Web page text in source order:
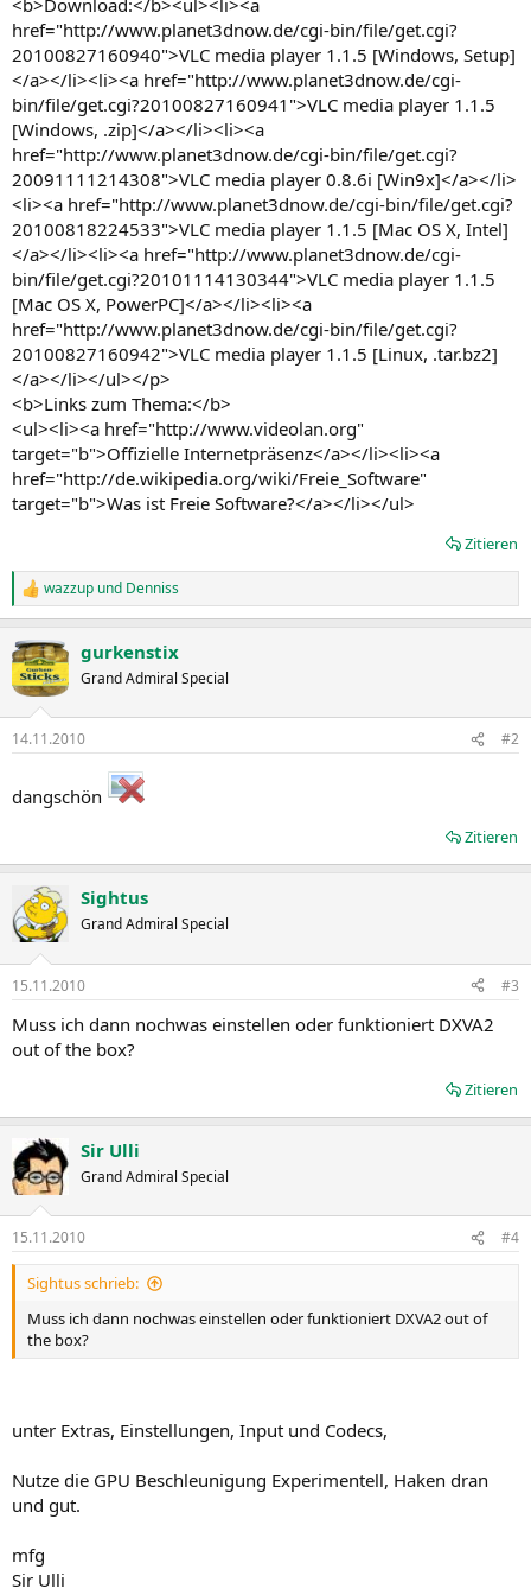
href="http://www.planet3dnow.de/cgi-bin/file/get.cgi?
20100827160940">VLC media player 1.1.5 [Windows, Setup]
</a></li><li><a href="http://www.planet3dnow.de/cgi-
bin/file/get.cgi?20100827160941">VLC media player 1.1.5
[Windows, .zip]</a></li><li><a
href="http://www.planet3dnow.de/cgi-bin/file/get.cgi?
20091111214308">VLC media player 0.8.6i [Win9x]</a></li>
<li><a href="http://www.planet3dnow.de/cgi-bin/file/get.cgi?
20100818224533">VLC media player 1.1.5 [Mac OS X, Intel]
</a></li><li><a href="http://www.planet3dnow.de/cgi-
bin/file/get.cgi?20101114130344">VLC media player 1.1.5
[Mac OS X, PowerPC]</a></li><li><a
href="http://www.planet3dnow.de/cgi-bin/file/get.cgi?
20100827160942">VLC media player 1.1.5 [Linux, .tar.bz2]
</a></li></ul></p>
<b>Links zum Thema:</b>
<ul><li><a href="http://www.videolan.org"
target="b">Offizielle Internetpräsenz</a></li><li><a
href="http://de.wikipedia.org/wiki/Freie_Software"
target="b">Was ist Freie Software?</a></li></ul>
Zitieren
R
e
k
t
i
e
wazzup und Denniss
gurkenstix
Grand Admiral Special
14.11.2010 #2
dangschön
Zitieren
Sightus
Grand Admiral Special
15.11.2010 #3
Muss ich dann nochwas einstellen oder funktioniert DXVA2
out of the box?
Zitieren
Sir Ulli
Grand Admiral Special
15.11.2010 #4
Sightus schrieb:
Muss ich dann nochwas einstellen oder funktioniert DXVA2 out of
the box?
unter Extras, Einstellungen, Input und Codecs,
Nutze die GPU Beschleunigung Experimentell, Haken dran
und gut.
mfg
Sir Ulli